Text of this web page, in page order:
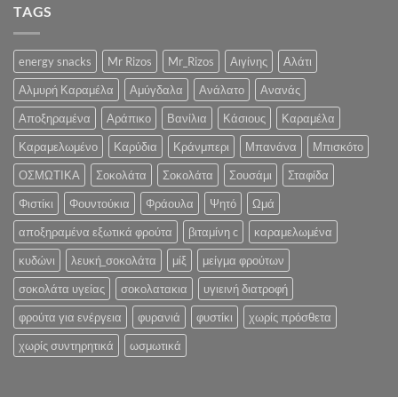
και
την
Ψυχολογία
σας»
:.
TAGS
energy snacks Mr Rizos Mr_Rizos Αιγίνης
Αλάτι
Αλμυρή Καραμέλα
Αμύγδαλα Ανάλατο
Ανανάς
Αποξηραμένα
Αράπικο Βανίλια Κάσιους
Καραμέλα
Καραμελωμένο
Καρύδια Κράνμπερι Μπανάνα
Μπισκότο
ΟΣΜΩΤΙΚΑ
Σοκολάτα Σοκολάτα Σουσάμι
Σταφίδα
Φιστίκι
Φουντούκια Φράουλα Ψητό
Ωμά
αποξηραμένα εξωτικά φρούτα
βιταμίνη c
καραμελωμένα
κυδώνι
λευκή_σοκολάτα μίξ
μείγμα φρούτων
σοκολάτα υγείας
σοκολατακια
υγιεινή διατροφή
φρούτα για ενέργεια
φυρανιά φυστίκι
χωρίς πρόσθετα
χωρίς συντηρητικά
ωσμωτικά